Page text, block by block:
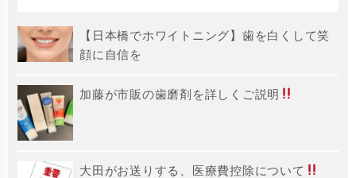
【日本橋でホワイトニング】歯を白くして笑
顔に自信を
加藤が市販の歯磨剤を詳しくご説明
大田がお送りする、医療費控除について